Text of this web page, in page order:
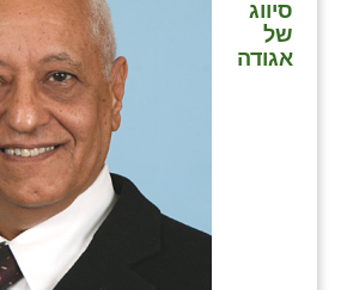
סיווג
של
אגודה